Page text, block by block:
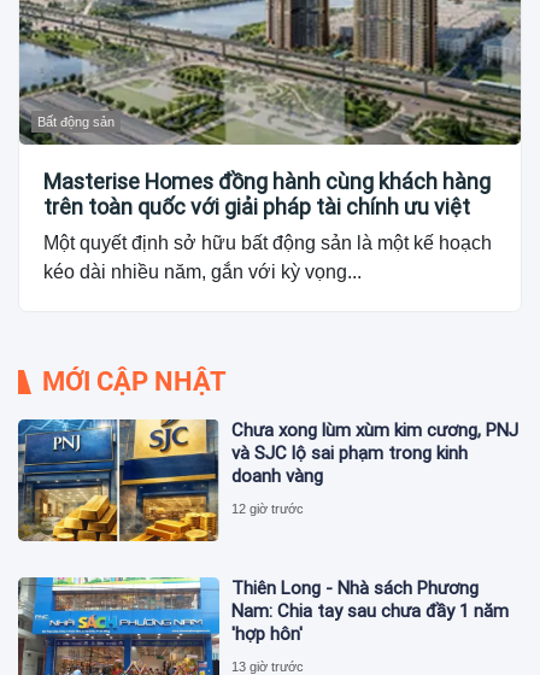
Bất động sản
Masterise Homes đồng hành cùng khách hàng
trên toàn quốc với giải pháp tài chính ưu việt
Một quyết định sở hữu bất động sản là một kế hoạch
kéo dài nhiều năm, gắn với kỳ vọng...
MỚI CẬP NHẬT
Chưa xong lùm xùm kim cương, PNJ
và SJC lộ sai phạm trong kinh
doanh vàng
12 giờ trước
Thiên Long - Nhà sách Phương
Nam: Chia tay sau chưa đầy 1 năm
'hợp hôn'
13 giờ trước